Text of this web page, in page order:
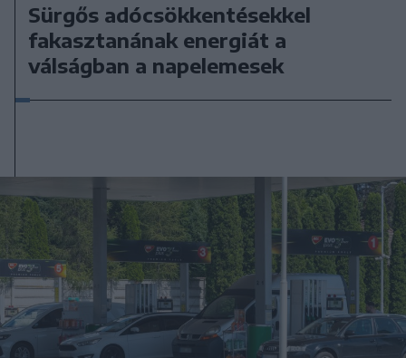
Sürgős adócsökkentésekkel
fakasztanának energiát a
válságban a napelemesek